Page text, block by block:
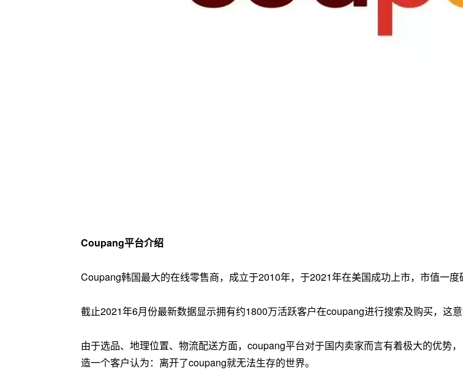
Coupang平台介绍
Coupang韩国最大的在线零售商，成立于2010年，于2021年在美国成功上市，市值一度
截止2021年6月份最新数据显示拥有约1800万活跃客户在coupang进行搜索及购买，这
由于选品、地理位置、物流配送方面，coupang平台对于国内卖家而言有着极大的优势
造一个客户认为：离开了coupang就无法生存的世界。